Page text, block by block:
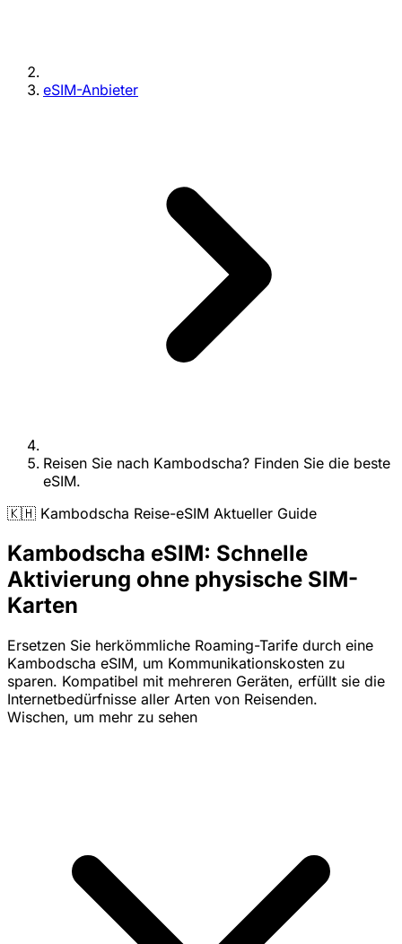
eSIM-Anbieter
Reisen Sie nach Kambodscha? Finden Sie die beste
eSIM.
🇰🇭 Kambodscha Reise-eSIM Aktueller Guide
Kambodscha eSIM: Schnelle
Aktivierung ohne physische SIM-
Karten
Ersetzen Sie herkömmliche Roaming-Tarife durch eine
Kambodscha eSIM, um Kommunikationskosten zu
sparen. Kompatibel mit mehreren Geräten, erfüllt sie die
Internetbedürfnisse aller Arten von Reisenden.
Wischen, um mehr zu sehen